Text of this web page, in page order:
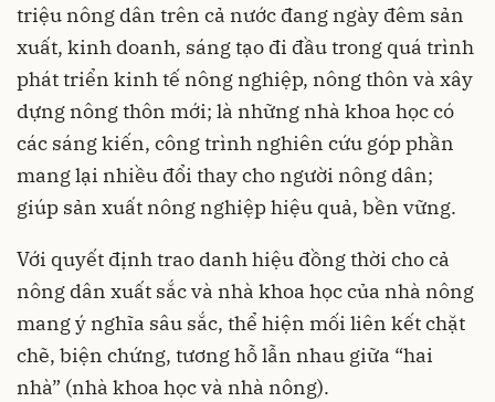
triệu nông dân trên cả nước đang ngày đêm sản
xuất, kinh doanh, sáng tạo đi đầu trong quá trình
phát triển kinh tế nông nghiệp, nông thôn và xây
dựng nông thôn mới; là những nhà khoa học có
các sáng kiến, công trình nghiên cứu góp phần
mang lại nhiều đổi thay cho người nông dân;
giúp sản xuất nông nghiệp hiệu quả, bền vững.
Với quyết định trao danh hiệu đồng thời cho cả
nông dân xuất sắc và nhà khoa học của nhà nông
mang ý nghĩa sâu sắc, thể hiện mối liên kết chặt
chẽ, biện chứng, tương hỗ lẫn nhau giữa “hai
nhà” (nhà khoa học và nhà nông).